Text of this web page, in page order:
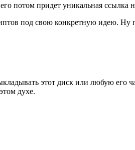
потом придет уникальная ссылка
под свою конкретную идею.
этот диск или любую его
духе.